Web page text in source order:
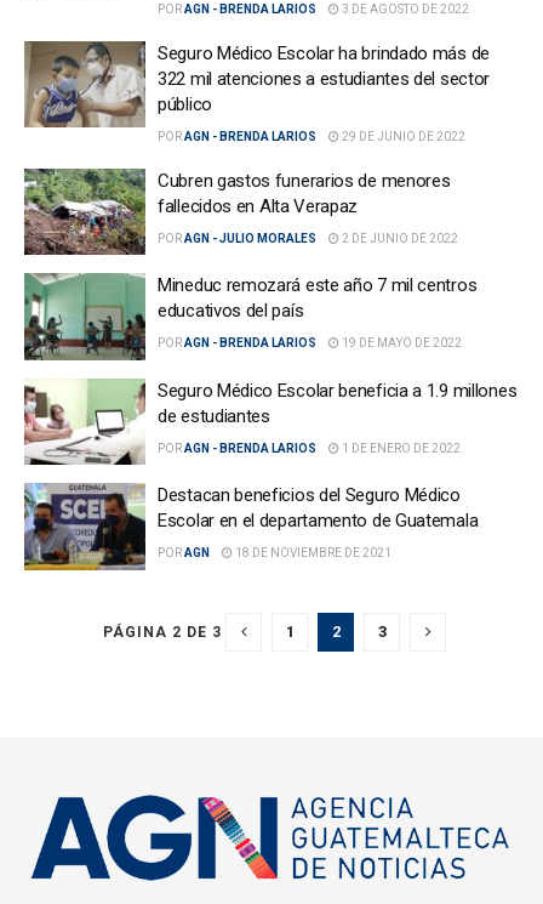
PORAGN - BRENDA LARIOS 3 DE AGOSTO DE 2022
Seguro Médico Escolar ha brindado más de
322 mil atenciones a estudiantes del sector
público
PORAGN - BRENDA LARIOS 29 DE JUNIO DE 2022
Cubren gastos funerarios de menores
fallecidos en Alta Verapaz
PORAGN - JULIO MORALES 2 DE JUNIO DE 2022
Mineduc remozará este año 7 mil centros
educativos del país
PORAGN - BRENDA LARIOS 19 DE MAYO DE 2022
Seguro Médico Escolar beneficia a 1.9 millones
de estudiantes
PORAGN - BRENDA LARIOS 1 DE ENERO DE 2022
Destacan beneficios del Seguro Médico
Escolar en el departamento de Guatemala
PORAGN 18 DE NOVIEMBRE DE 2021
PÁGINA 2 DE 3 1 2 3